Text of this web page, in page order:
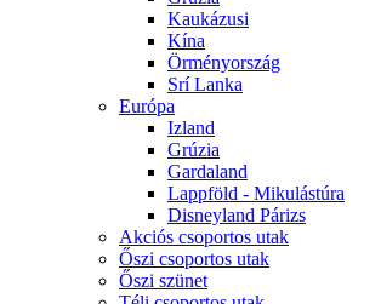
Kaukázusi
Kína
Örményország
Srí Lanka
Európa
Izland
Grúzia
Gardaland
Lappföld - Mikulástúra
Disneyland Párizs
Akciós csoportos utak
Őszi csoportos utak
Őszi szünet